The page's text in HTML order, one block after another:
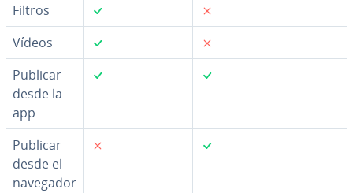
Filtros
Vídeos
Publicar
desde la
app
Publicar
desde el
navegador